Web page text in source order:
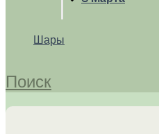
Шары
Поиск